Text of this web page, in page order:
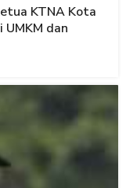
KTNA Kota
UMKM dan